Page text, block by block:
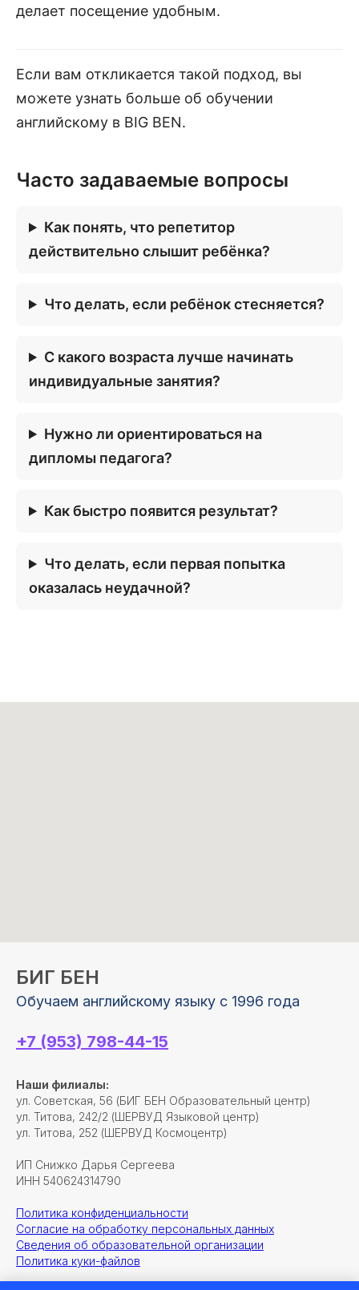
делает посещение удобным.
Если вам откликается такой подход, вы
можете узнать больше об обучении
английскому в BIG BEN.
Часто задаваемые вопросы
Как понять, что репетитор
действительно слышит ребёнка?
Что делать, если ребёнок стесняется?
С какого возраста лучше начинать
индивидуальные занятия?
Нужно ли ориентироваться на
дипломы педагога?
Как быстро появится результат?
Что делать, если первая попытка
оказалась неудачной?
БИГ БЕН
Обучаем английскому языку с 1996 года
+7 (953) 798-44-15
Наши филиалы:
ул. Советская, 56 (БИГ БЕН Образовательный центр)
ул. Титова, 242/2 (ШЕРВУД Языковой центр)
ул. Титова, 252 (ШЕРВУД Космоцентр)
ИП Снижко Дарья Сергеева
ИНН 540624314790
Политика конфиденциальности
Согласие на обработку персональных данных
Сведения об образовательной организации
Политика куки-файлов